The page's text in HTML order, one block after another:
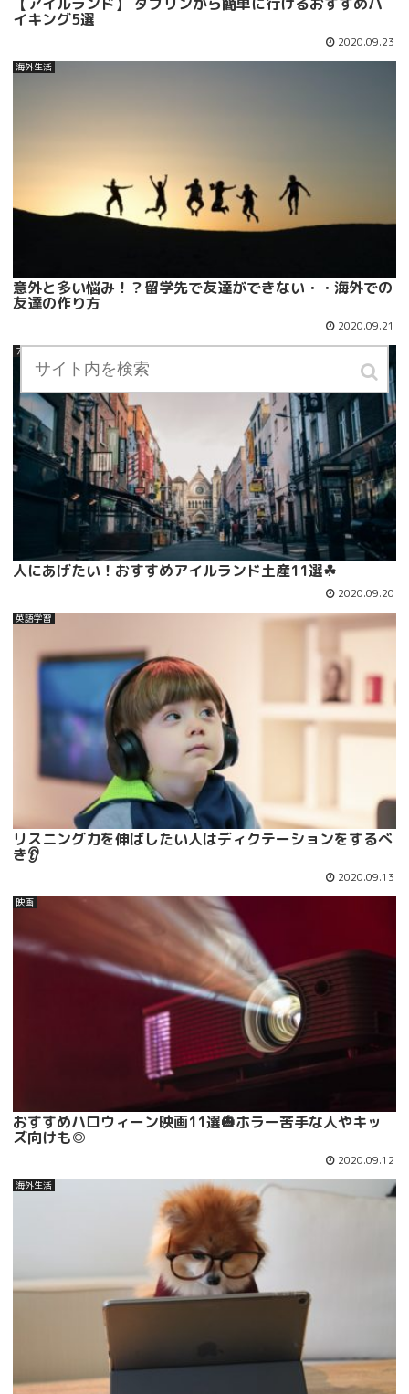
イキング5選
2020.09.23
海外生活
意外と多い悩み！？留学先で友達ができない・・海外での
友達の作り方
2020.09.21
アイルランド
人にあげたい！おすすめアイルランド土産11選☘
2020.09.20
英語学習
リスニング力を伸ばしたい人はディクテーションをするべ
き👂
2020.09.13
映画
おすすめハロウィーン映画11選🎃ホラー苦手な人やキッ
ズ向けも◎
2020.09.12
海外生活